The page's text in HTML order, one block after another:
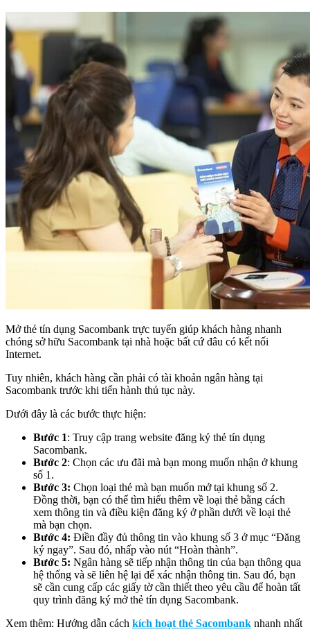
Mở thẻ tín dụng Sacombank trực tuyến giúp khách hàng nhanh
chóng sở hữu Sacombank tại nhà hoặc bất cứ đâu có kết nối
Internet.
Tuy nhiên, khách hàng cần phải có tài khoản ngân hàng tại
Sacombank trước khi tiến hành thủ tục này.
Dưới đây là các bước thực hiện:
Bước 1: Truy cập trang website đăng ký thẻ tín dụng
Sacombank.
Bước 2: Chọn các ưu đãi mà bạn mong muốn nhận ở khung
số 1.
Bước 3: Chọn loại thẻ mà bạn muốn mở tại khung số 2.
Đồng thời, bạn có thể tìm hiểu thêm về loại thẻ bằng cách
xem thông tin và điều kiện đăng ký ở phần dưới về loại thẻ
mà bạn chọn.
Bước 4: Điền đầy đủ thông tin vào khung số 3 ở mục “Đăng
ký ngay”. Sau đó, nhấp vào nút “Hoàn thành”.
Bước 5: Ngân hàng sẽ tiếp nhận thông tin của bạn thông qua
hệ thống và sẽ liên hệ lại để xác nhận thông tin. Sau đó, bạn
sẽ cần cung cấp các giấy tờ cần thiết theo yêu cầu để hoàn tất
quy trình đăng ký mở thẻ tín dụng Sacombank.
Xem thêm: Hướng dẫn cách kích hoạt thẻ Sacombank nhanh nhất